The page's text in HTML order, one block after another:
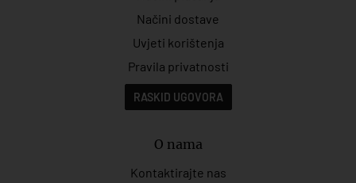
Načini dostave
Uvjeti korištenja
Pravila privatnosti
RASKID UGOVORA
O nama
Kontaktirajte nas